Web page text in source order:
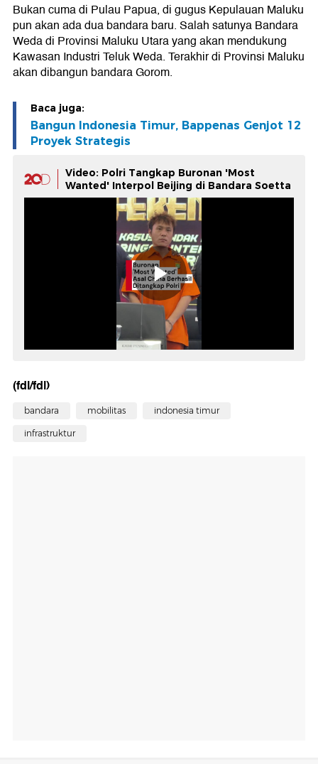
Bukan cuma di Pulau Papua, di gugus Kepulauan Maluku
pun akan ada dua bandara baru. Salah satunya Bandara
Weda di Provinsi Maluku Utara yang akan mendukung
Kawasan Industri Teluk Weda. Terakhir di Provinsi Maluku
akan dibangun bandara Gorom.
Baca juga:
Bangun Indonesia Timur, Bappenas Genjot 12
Proyek Strategis
Video: Polri Tangkap Buronan 'Most
Wanted' Interpol Beijing di Bandara Soetta
(fdl/fdl)
bandara mobilitas indonesia timur
infrastruktur